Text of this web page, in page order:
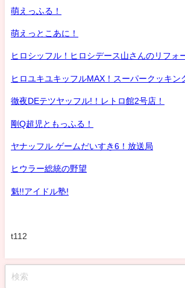
萌えっふる！
萌えっとこあに！
ヒロシッフル！ヒロシデース山さんのリフォ
ヒロユキユキッフルMAX！スーパークッキン
徹夜DEテツヤッフル!！レトロ館2号店！
剛Q超児ともっふる！
ヤナッフル ゲームだいすき6！放送局
ヒウラー総統の野望
魁!!アイドル塾!
t112